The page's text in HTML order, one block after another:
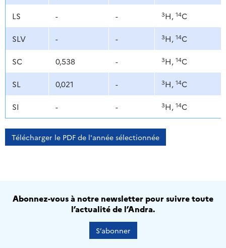
LS - - 3H, 14C
SLV - - 3H, 14C
SC 0,538 - 3H, 14C
SL 0,021 - 3H, 14C
SI - - 3H, 14C
Télécharger le PDF de l'année sélectionnée
Abonnez-vous à notre newsletter pour suivre toute
l’actualité de l’Andra.
S’abonner